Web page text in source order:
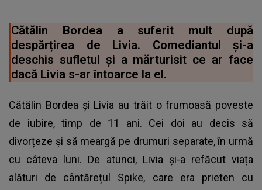
Cătălin Bordea a suferit mult după
despărțirea de Livia. Comediantul și-a
deschis sufletul și a mărturisit ce ar face
dacă Livia s-ar întoarce la el.
Cătălin Bordea și Livia au trăit o frumoasă poveste
de iubire, timp de 11 ani. Cei doi au decis să
divorțeze și să meargă pe drumuri separate, în urmă
cu câteva luni. De atunci, Livia și-a refăcut viața
alături de cântărețul Spike, care era prieten cu